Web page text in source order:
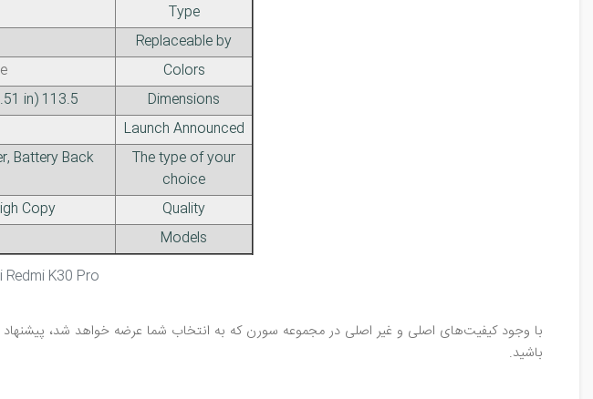
Type
Replaceable by
Colors
Dimensions
113.5 x 59.1 x 12.9 mm, 86 cc (4.47 x 2.33 x 0.51 in)
Launch Announced
The type of your
choice
Battery Back
Quality
Second hand Fabric, Original, Copy, High Copy
Models
با وجود کیفیت‌های اصلی و غیر اصلی در مجموعه سورن که به انتخاب شما عرضه خواهد شد، پیشنهاد
باشید.